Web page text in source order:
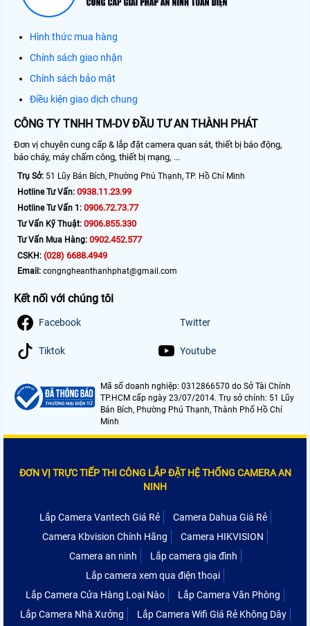
Hình thức mua hàng
Chính sách giao nhận
Chính sách bảo mật
Điều kiện giao dịch chung
CÔNG TY TNHH TM-DV ĐẦU TƯ AN THÀNH PHÁT
Đơn vị chuyên cung cấp & lắp đặt camera quan sát, thiết bị báo động,
báo cháy, máy chấm công, thiết bị mạng, ...
Trụ Sở: 51 Lũy Bán Bích, Phường Phú Thạnh, TP. Hồ Chí Minh
Hotline Tư Vấn: 0938.11.23.99
Hotline Tư Vấn 1: 0906.72.73.77
Tư Vấn Kỹ Thuật: 0906.855.330
Tư Vấn Mua Hàng: 0902.452.577
CSKH: (028) 6688.4949
Email: congngheanthanhphat@gmail.com
Kết nối với chúng tôi
Facebook Twitter
Tiktok Youtube
Mã số doanh nghiệp: 0312866570 do Sở Tài Chính
TP.HCM cấp ngày 23/07/2014. Trụ sở chính: 51 Lũy
Bán Bích, Phường Phú Thạnh, Thành Phố Hồ Chí
Minh
ĐƠN VỊ TRỰC TIẾP THI CÔNG LẮP ĐẶT HỆ THỐNG CAMERA AN
NINH
Lắp Camera Vantech Giá Rẻ
Camera Dahua Giá Rẻ
Camera Kbvision Chính Hãng
Camera HIKVISION
Camera an ninh
Lắp camera gia đình
Lắp camera xem qua điện thoại
Lắp Camera Cửa Hàng Loại Nào
Lắp Camera Văn Phòng
Lắp Camera Nhà Xưởng
Lắp Camera Wifi Giá Rẻ Không Dây